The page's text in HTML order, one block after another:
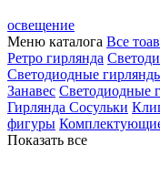
освещение
Меню каталога Все
Ретро гирлянда
Светодиодные
Занавес Светодиодные
Гирлянда Сосульки
фигуры
Показать все